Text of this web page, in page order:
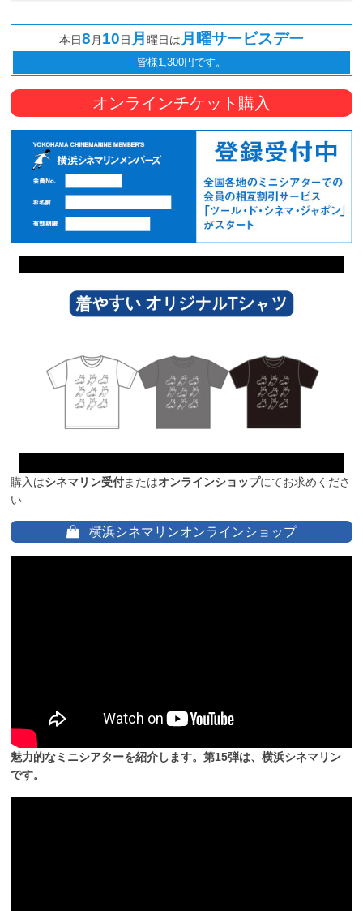
本日8 月 10日 月 曜日は 月曜サービスデー
皆様1,300円です。
オンラインチケット購入
購入はシネマリン受付またはオンラインショップにてお求めくださ
い
横浜シネマリンオンラインショップ
魅力的なミニシアターを紹介します。第15弾は、横浜シネマリン
です。